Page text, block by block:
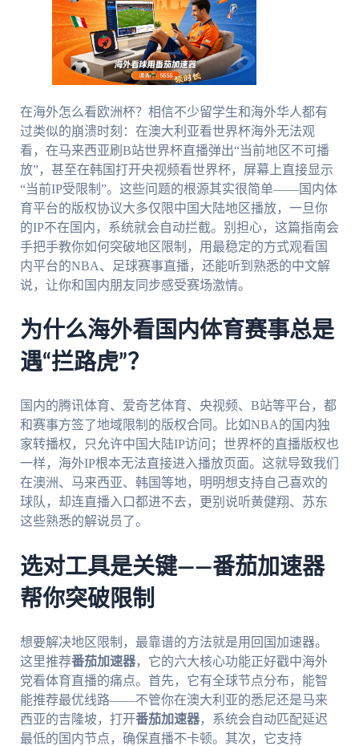
在海外怎么看欧洲杯？相信不少留学生和海外华人都有
过类似的崩溃时刻：在澳大利亚看世界杯海外无法观
看，在马来西亚刷B站世界杯直播弹出“当前地区不可播
放”，甚至在韩国打开央视频看世界杯，屏幕上直接显示
“当前IP受限制”。这些问题的根源其实很简单——国内体
育平台的版权协议大多仅限中国大陆地区播放，一旦你
的IP不在国内，系统就会自动拦截。别担心，这篇指南会
手把手教你如何突破地区限制，用最稳定的方式观看国
内平台的NBA、足球赛事直播，还能听到熟悉的中文解
说，让你和国内朋友同步感受赛场激情。
为什么海外看国内体育赛事总是
遇“拦路虎”？
国内的腾讯体育、爱奇艺体育、央视频、B站等平台，都
和赛事方签了地域限制的版权合同。比如NBA的国内独
家转播权，只允许中国大陆IP访问；世界杯的直播版权也
一样，海外IP根本无法直接进入播放页面。这就导致我们
在澳洲、马来西亚、韩国等地，明明想支持自己喜欢的
球队，却连直播入口都进不去，更别说听黄健翔、苏东
这些熟悉的解说员了。
选对工具是关键——番茄加速器
帮你突破限制
想要解决地区限制，最靠谱的方法就是用回国加速器。
这里推荐番茄加速器，它的六大核心功能正好戳中海外
党看体育直播的痛点。首先，它有全球节点分布，能智
能推荐最优线路——不管你在澳大利亚的悉尼还是马来
西亚的吉隆坡，打开番茄加速器，系统会自动匹配延迟
最低的国内节点，确保直播不卡顿。其次，它支持